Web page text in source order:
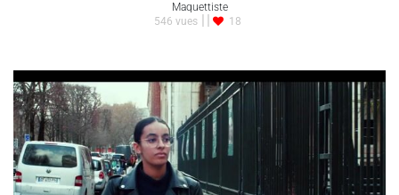
Maquettiste
546 vues
18